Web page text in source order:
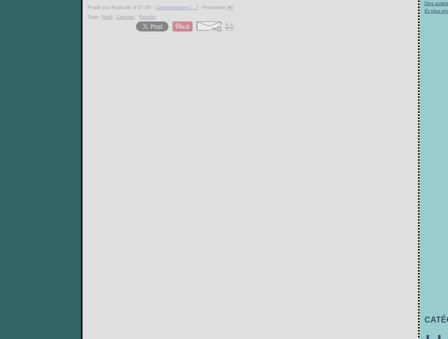
Posté par Radicale à 07:00 - Commentaires [ ] - Permalien [#]
Tags: Noël Liseuse Reader
Des
Et plus